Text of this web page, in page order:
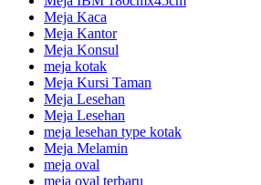
Meja Kaca
Meja Kantor
Meja Konsul
meja kotak
Meja Kursi Taman
Meja Lesehan
Meja Lesehan
meja lesehan type kotak
Meja Melamin
meja oval
meja oval terbaru